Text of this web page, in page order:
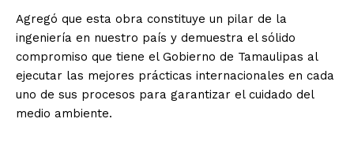
Agregó que esta obra constituye un pilar de la
ingeniería en nuestro país y demuestra el sólido
compromiso que tiene el Gobierno de Tamaulipas al
ejecutar las mejores prácticas internacionales en cada
uno de sus procesos para garantizar el cuidado del
medio ambiente.